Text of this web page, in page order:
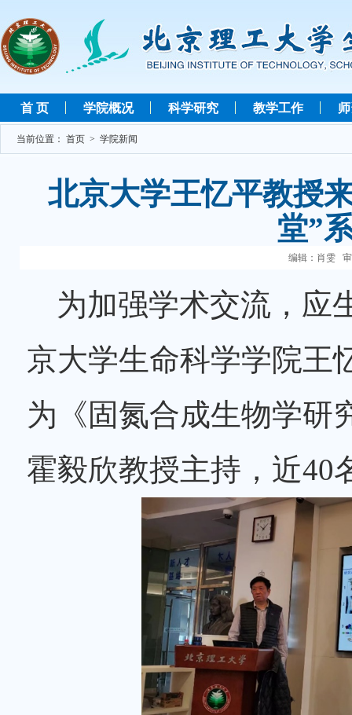
首 页 学院概况 科学研究 教学工作
当前位置： 首页 > 学院新闻
北京大学王忆平教授
堂”
编辑：肖雯 审
为加强学术交流，应
京大学生命科学学院王
为《固氮合成生物学研
霍毅欣教授主持，近40